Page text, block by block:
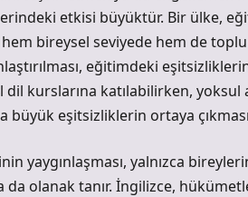
etkisi büyüktür. Bir ülke,
bireysel seviyede hem de
eğitimdeki
kurslarına katılabilirken,
büyük eşitsizliklerin ortaya
yaygınlaşması, yalnızca
da olanak tanır. İngilizce,